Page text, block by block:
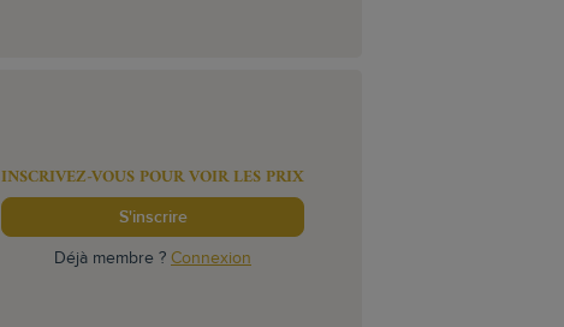
INSCRIVEZ-VOUS POUR VOIR LES PRIX
S'inscrire
Déjà membre ? Connexion